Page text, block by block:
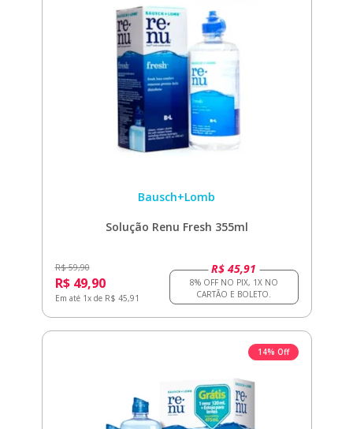
Bausch+Lomb
Solução Renu Fresh 355ml
R$ 59,90
R$ 49,90
Em até 1x de R$ 45,91
R$ 45,91
14% Off